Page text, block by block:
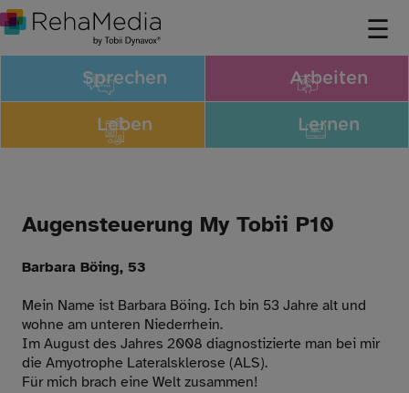
Augensteuerung My Tobii P10
Barbara Böing, 53
Mein Name ist Barbara Böing. Ich bin 53 Jahre alt und
wohne am unteren Niederrhein.
Im August des Jahres 2008 diagnostizierte man bei mir
die Amyotrophe Lateralsklerose (ALS).
Für mich brach eine Welt zusammen!
Sprechen Arbeiten
Leben Lernen